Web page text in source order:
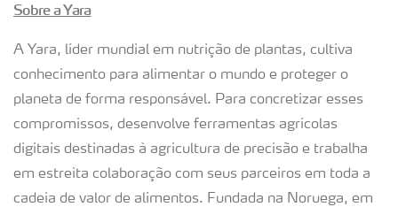
Sobre a Yara
A Yara, líder mundial em nutrição de plantas, cultiva
conhecimento para alimentar o mundo e proteger o
planeta de forma responsável. Para concretizar esses
compromissos, desenvolve ferramentas agrícolas
digitais destinadas à agricultura de precisão e trabalha
em estreita colaboração com seus parceiros em toda a
cadeia de valor de alimentos. Fundada na Noruega, em